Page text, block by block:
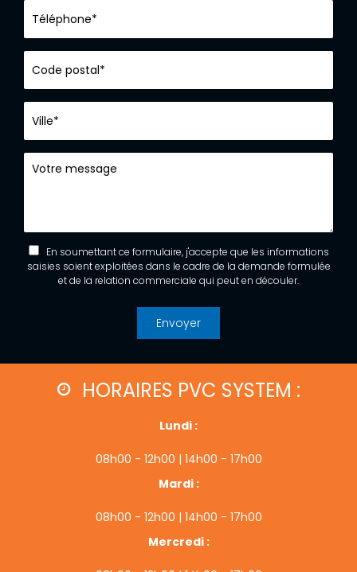
En soumettant ce formulaire, j'accepte que les informations
saisies soient exploitées dans le cadre de la demande formulée
et de la relation commerciale qui peut en découler.
HORAIRES PVC SYSTEM :
Lundi :
08h00 - 12h00 | 14h00 - 17h00
Mardi :
08h00 - 12h00 | 14h00 - 17h00
Mercredi :